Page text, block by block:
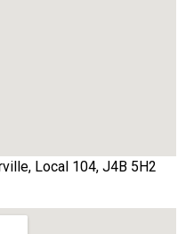
Local 104, J4B 5H2